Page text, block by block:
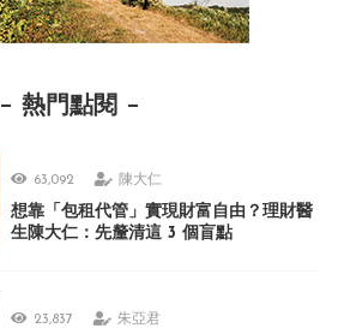
熱門點閱
63,092 陳大仁
想靠「包租代管」實現財富自由？理財醫
生陳大仁：先釐清這 3 個盲點
23,837 朱亞君